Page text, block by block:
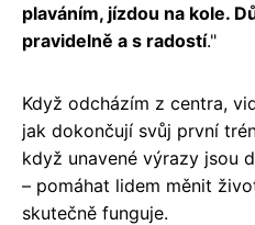
plaváním, jízdou na kole.
pravidelně a s radostí."
Když odcházím z centra,
jak dokončují svůj první
když unavené výrazy jsou
– pomáhat lidem měnit
skutečně funguje.